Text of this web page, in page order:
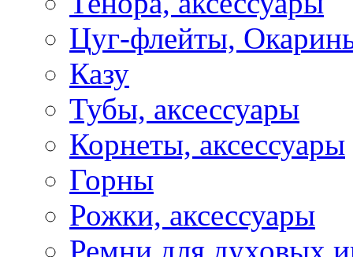
Цуг-флейты,
Казу
Тубы, аксессуары
Корнеты, аксессуары
Горны
Рожки, аксессуары